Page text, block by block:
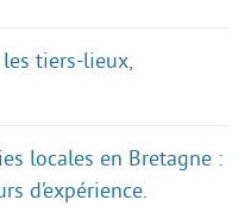
tiers-lieux,
locales en Bretagne :
d’expérience.